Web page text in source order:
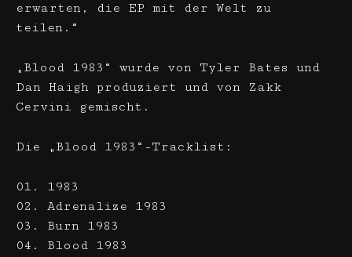
erwarten, die EP mit der Welt zu
teilen.“
„Blood 1983“ wurde von Tyler Bates und
Dan Haigh produziert und von Zakk
Cervini gemischt.
Die „Blood 1983“-Tracklist:
01. 1983
02. Adrenalize 1983
03. Burn 1983
04. Blood 1983